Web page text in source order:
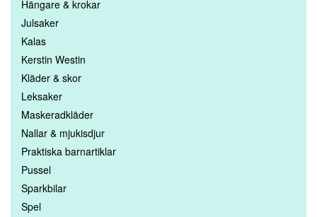
Hängare & krokar
Julsaker
Kalas
Kerstin Westin
Kläder & skor
Leksaker
Maskeradkläder
Nallar & mjukisdjur
Praktiska barnartiklar
Pussel
Sparkbilar
Spel